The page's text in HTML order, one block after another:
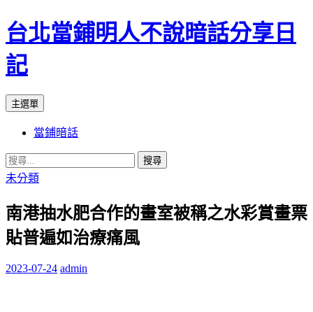
台北當鋪明人不說暗話分享日
記
搜
主選單
內
容
當鋪暗話
搜
尋
鍵
字:
未分類
南港抽水肥合作的畫室被稱之水彩賞畫票
貼普遍如治療痛風
2023-07-24 admin